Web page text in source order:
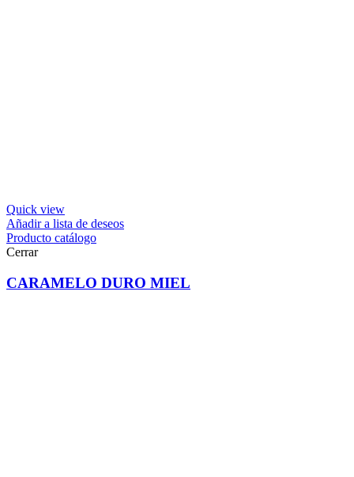
Quick view
Añadir a lista de deseos
Producto catálogo
Cerrar
CARAMELO DURO MIEL